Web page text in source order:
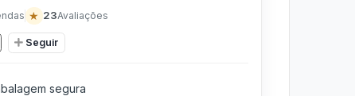
★ 23Avaliações
Seguir
segura